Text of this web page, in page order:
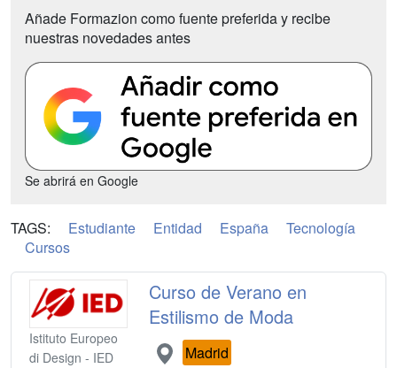
Añade Formazion como fuente preferida y recibe
nuestras novedades antes
Se abrirá en Google
TAGS: Estudiante Entidad España
Tecnología
Cursos
Istituto Europeo
di Design - IED
Curso de Verano en
Estilismo de Moda
Madrid